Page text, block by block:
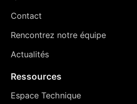
Contact
Rencontrez notre équipe
Actualités
Ressources
Espace Technique